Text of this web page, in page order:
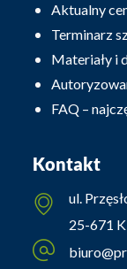
Aktualny
Terminarz
Materiały i
FAQ –
Kontakt
ul.
25-671